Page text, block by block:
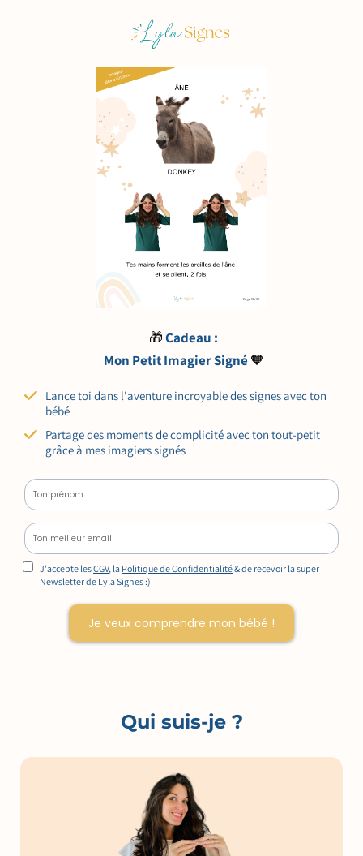
🎁Cadeau :
Mon Petit Imagier Signé🧡
Lance toi dans l'aventure incroyable des signes avec ton
bébé
Partage des moments de complicité avec ton tout-petit
grâce à mes imagiers signés
J'accepte lesCGV, la Politique de Confidentialité& de recevoir la super
Newsletter de Lyla Signes :)
Je veux comprendre mon bébé !
Qui suis-je ?